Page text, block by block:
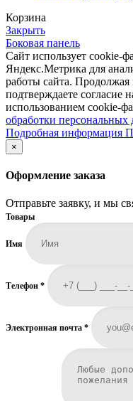
Корзина
Закрыть
Боковая панель
Сайт использует cookie-
Яндекс.Метрика для
работы сайта. Продолжая
подтверждаете согласие
использованием cookie-
обработки персональных
Подробная информация
×
Оформление заказа
Отправьте заявку, и мы
Товары
Имя
Телефон *
Электронная почта *